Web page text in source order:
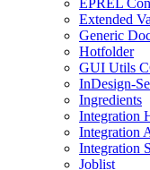
EPREL
Extended
Generic
Hotfolder
GUI Utils
InDesign-
Ingredients
Integration
Integration
Integration
Joblist